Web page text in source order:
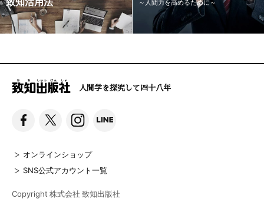
人間学を探究して四十八年
オンラインショップ
SNS公式アカウント一覧
Copyright 株式会社 致知出版社